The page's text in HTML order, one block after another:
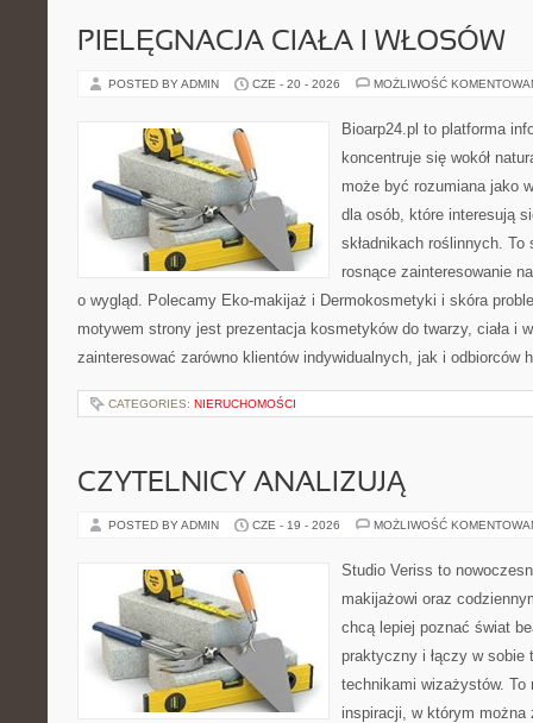
PIELĘGNACJA CIAŁA I WŁOSÓW
POSTED BY ADMIN CZE - 20 - 2026 MOŻLIWOŚĆ
Bioarp24.pl to platforma
koncentruje się wokół
może być rozumiana jako
dla osób, które interesują
składnikach roślinnych.
rosnące zainteresowanie
o wygląd. Polecamy Eko-makijaż i Dermokosmetyki i skóra
motywem strony jest prezentacja kosmetyków do twarzy, ciała i
zainteresować zarówno klientów indywidualnych, jak i
CATEGORIES: NIERUCHOMOŚCI
CZYTELNICY ANALIZUJĄ
POSTED BY ADMIN CZE - 19 - 2026 MOŻLIWOŚĆ
Studio Veriss to
makijażowi oraz
chcą lepiej poznać świat
praktyczny i łączy w sobie
technikami wizażystów. To
inspiracji, w którym można